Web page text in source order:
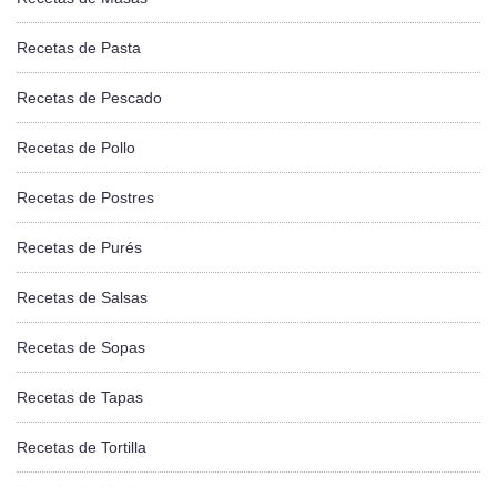
Recetas de Pasta
Recetas de Pescado
Recetas de Pollo
Recetas de Postres
Recetas de Purés
Recetas de Salsas
Recetas de Sopas
Recetas de Tapas
Recetas de Tortilla